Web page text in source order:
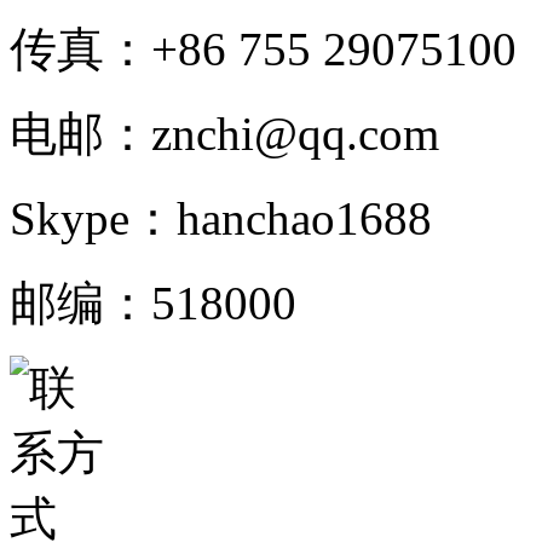
传真：+86 755 29075100
电邮：znchi@qq.com
Skype：hanchao1688
邮编：518000